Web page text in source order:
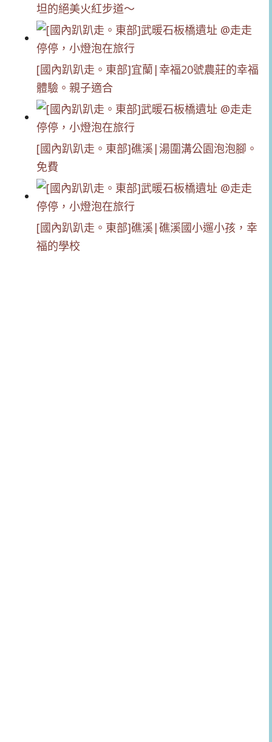
坦的絕美火紅步道～
[國內趴趴走。東部]宜蘭|幸福20號農莊的幸福
體驗。親子適合
[國內趴趴走。東部]礁溪|湯圍溝公園泡泡腳。
免費
[國內趴趴走。東部]礁溪|礁溪國小遛小孩，幸
福的學校